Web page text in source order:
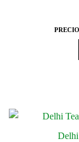
Delhi